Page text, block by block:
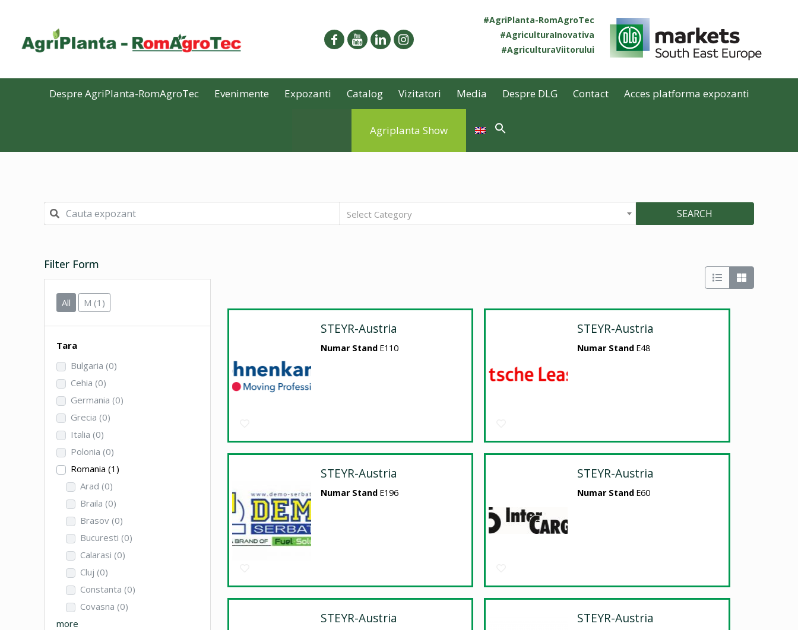
#AgriPlanta-RomAgroTec
#AgriculturaInovativa
#AgriculturaViitorului
Despre AgriPlanta-RomAgroTec Evenimente Expozanti Catalog Vizitatori Media Despre DLG Contact Acces platforma expozanti
Agriplanta Show
Select Category SEARCH
Filter Form
All M (1)
Tara
Bulgaria (0)
Cehia (0)
Germania (0)
Grecia (0)
Italia (0)
Polonia (0)
Romania(1)
Arad (0)
Braila (0)
Brasov (0)
Bucuresti (0)
Calarasi (0)
Cluj (0)
Constanta (0)
Covasna (0)
more
STEYR-Austria
Numar Stand E110
STEYR-Austria
Numar Stand E48
STEYR-Austria
Numar Stand E196
STEYR-Austria
Numar Stand E60
STEYR-Austria STEYR-Austria